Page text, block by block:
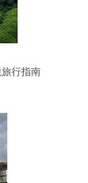
行指南